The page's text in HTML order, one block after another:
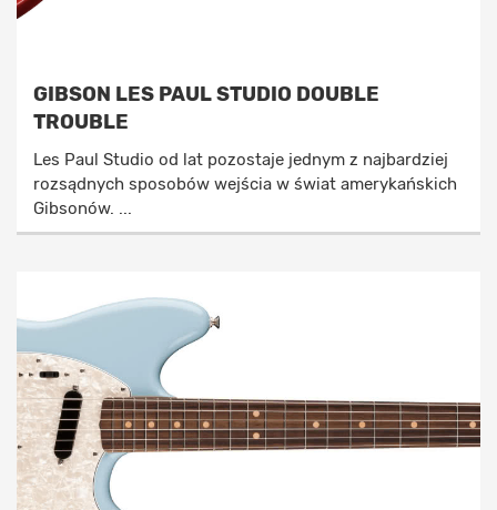
GIBSON LES PAUL STUDIO DOUBLE
TROUBLE
Les Paul Studio od lat pozostaje jednym z najbardziej
rozsądnych sposobów wejścia w świat amerykańskich
Gibsonów. ...